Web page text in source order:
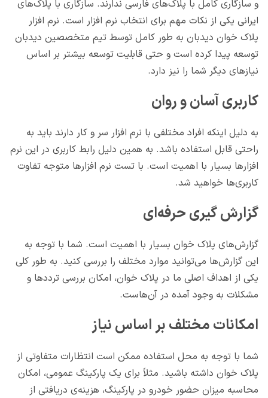
و سازگاری کامل با پلاک‌های فارسی ندارند. سازگاری با پلاک‌های
ایرانی یکی از نکات مهم برای انتخاب نرم افزار است. نرم افزار
پلاک خوان دیدبان به طور کامل توسط تیم متخصصین دیدبان
توسعه پیدا کرده است و حتی قابلیت توسعه بیشتر بر اساس
نیازهای دیگر شما را نیز دارد.
کاربری آسان و روان
به دلیل اینکه افراد مختلفی با نرم افزار سر و کار دارند باید به
راحتی قابل استفاده باشد. به همین دلیل رابط کاربری در این نرم
افزارها بسیار با اهمیت است. با تست نرم افزارها متوجه تفاوت
کاربری‌ها خواهید شد.
گزارش گیری حرفه‌ای
گزارش‌های پلاک خوان بسیار با اهمیت است. شما با توجه به
این گزارش‌ها می‌توانید موارد مختلف را بررسی کنید. به طور کلی
یکی از اهداف اصلی ما در پلاک خوان، امکان بررسی ترددها و
مشکلات به وجود آمده در آن‌هاست.
امکانات مختلف بر اساس نیاز
شما با توجه به محل استفاده ممکن است انتظارات متفاوتی از
پلاک خوان داشته باشید. مثلاً برای یک پارکینگ عمومی، امکان
محاسبه میزان حضور خودرو در پارکینگ، هزینه‌ی دریافتی از